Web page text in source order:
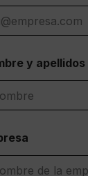
y apellidos